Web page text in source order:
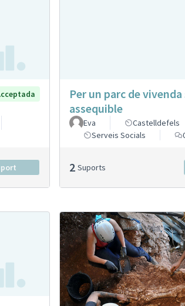
Per un parc de
assequible
Eva
Castelldefels
Serveis Socials
2 Suports